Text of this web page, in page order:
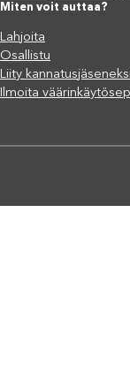
Miten voit auttaa?
Lahjoita
Osallistu
Liity kannatusjäseneksi
Ilmoita